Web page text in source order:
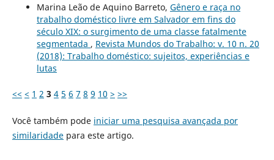
Marina Leão de Aquino Barreto, Gênero e raça no
trabalho doméstico livre em Salvador em fins do
século XIX: o surgimento de uma classe fatalmente
segmentada , Revista Mundos do Trabalho: v. 10 n. 20
(2018): Trabalho doméstico: sujeitos, experiências e
lutas
<< < 1 2 3 4 5 6 7 8 9 10 > >>
Você também pode iniciar uma pesquisa avançada por
similaridadepara este artigo.